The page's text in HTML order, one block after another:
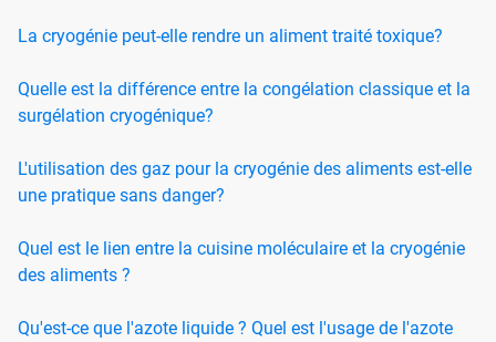
La cryogénie peut-elle rendre un aliment traité toxique?
Quelle est la différence entre la congélation classique et la
surgélation cryogénique?
L'utilisation des gaz pour la cryogénie des aliments est-elle
une pratique sans danger?
Quel est le lien entre la cuisine moléculaire et la cryogénie
des aliments ?
Qu'est-ce que l'azote liquide ? Quel est l'usage de l'azote